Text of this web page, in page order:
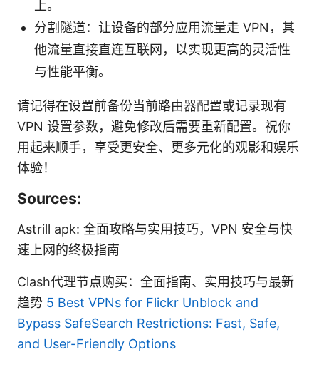
上。
分割隧道：让设备的部分应用流量走 VPN，其
他流量直接直连互联网，以实现更高的灵活性
与性能平衡。
请记得在设置前备份当前路由器配置或记录现有
VPN 设置参数，避免修改后需要重新配置。祝你
用起来顺手，享受更安全、更多元化的观影和娱乐
体验！
Sources:
Astrill apk: 全面攻略与实用技巧，VPN 安全与快
速上网的终极指南
Clash代理节点购买：全面指南、实用技巧与最新
趋势 5 Best VPNs for Flickr Unblock and
Bypass SafeSearch Restrictions: Fast, Safe,
and User-Friendly Options